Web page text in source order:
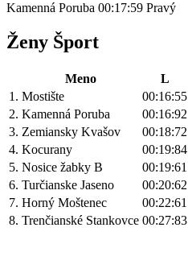
Kamenná Poruba 00:17:59 Pravý
Ženy Šport
Meno L
1. Mostište 00:16:55
2. Kamenná Poruba 00:16:92
3. Zemiansky Kvašov 00:18:72
4. Kocurany 00:19:84
5. Nosice žabky B 00:19:61
6. Turčianske Jaseno 00:20:62
7. Horný Moštenec 00:22:61
8. Trenčianské Stankovce 00:27:83